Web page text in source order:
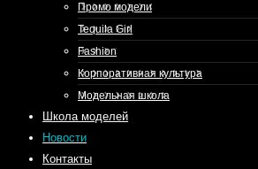
Промо модели
Tequila Girl
Fashion
Корпоративная культура
Модельная школа
Школа моделей
Новости
Контакты